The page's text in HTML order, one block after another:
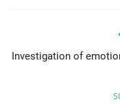
Investigation of